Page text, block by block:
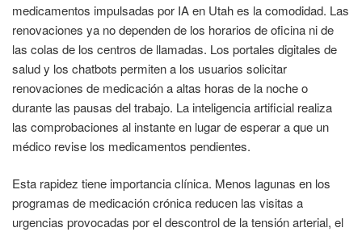
medicamentos impulsadas por IA en Utah es la comodidad. Las
renovaciones ya no dependen de los horarios de oficina ni de
las colas de los centros de llamadas. Los portales digitales de
salud y los chatbots permiten a los usuarios solicitar
renovaciones de medicación a altas horas de la noche o
durante las pausas del trabajo. La inteligencia artificial realiza
las comprobaciones al instante en lugar de esperar a que un
médico revise los medicamentos pendientes.
Esta rapidez tiene importancia clínica. Menos lagunas en los
programas de medicación crónica reducen las visitas a
urgencias provocadas por el descontrol de la tensión arterial, el